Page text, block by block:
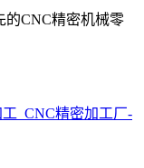
的CNC精密机械零